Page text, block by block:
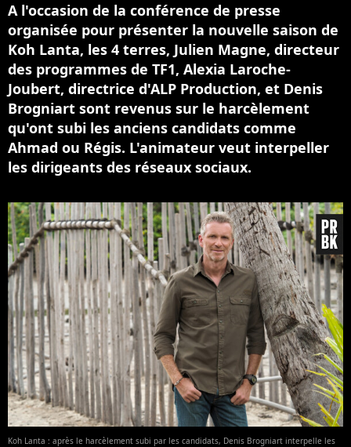
A l'occasion de la conférence de presse
organisée pour présenter la nouvelle saison de
Koh Lanta, les 4 terres, Julien Magne, directeur
des programmes de TF1, Alexia Laroche-
Joubert, directrice d'ALP Production, et Denis
Brogniart sont revenus sur le harcèlement
qu'ont subi les anciens candidats comme
Ahmad ou Régis. L'animateur veut interpeller
les dirigeants des réseaux sociaux.
Koh Lanta : après le harcèlement subi par les candidats, Denis Brogniart interpelle les